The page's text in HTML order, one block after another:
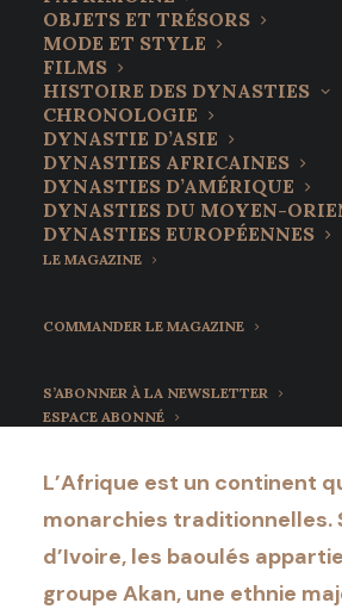
OBJETS ET TRÉSORS
MODE ET STYLE
FILMS
HISTOIRE DES DYNASTIES
CHRONOLOGIE
DYNASTIE D’ASIE
DYNASTIES AFRICAINES
DYNASTIES D’AMÉRIQUE
DYNASTIES DU MOYEN-
DYNASTIES EUROPÉENNES
LE MAGAZINE
COMMANDER LE MAGAZINE
S’ABONNER À LA NEWSLETTER
ESPACE ABONNÉ
La monarchie
héritage
matrilinéaire
sources de son
L’Afrique est un continent
monarchies traditionnelles.
d’Ivoire, les baoulés
groupe Akan, une ethnie